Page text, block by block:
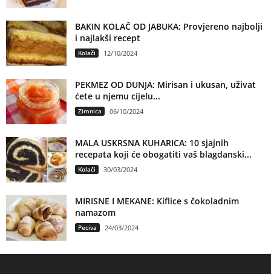
BAKIN KOLAČ OD JABUKA: Provjereno najbolji
i najlakši recept
Kolači 12/10/2024
PEKMEZ OD DUNJA: Mirisan i ukusan, uživat
ćete u njemu cijelu...
Zimnica 06/10/2024
MALA USKRSNA KUHARICA: 10 sjajnih
recepata koji će obogatiti vaš blagdanski...
Kolači 30/03/2024
MIRISNE I MEKANE: Kiflice s čokoladnim
namazom
Peciva 24/03/2024